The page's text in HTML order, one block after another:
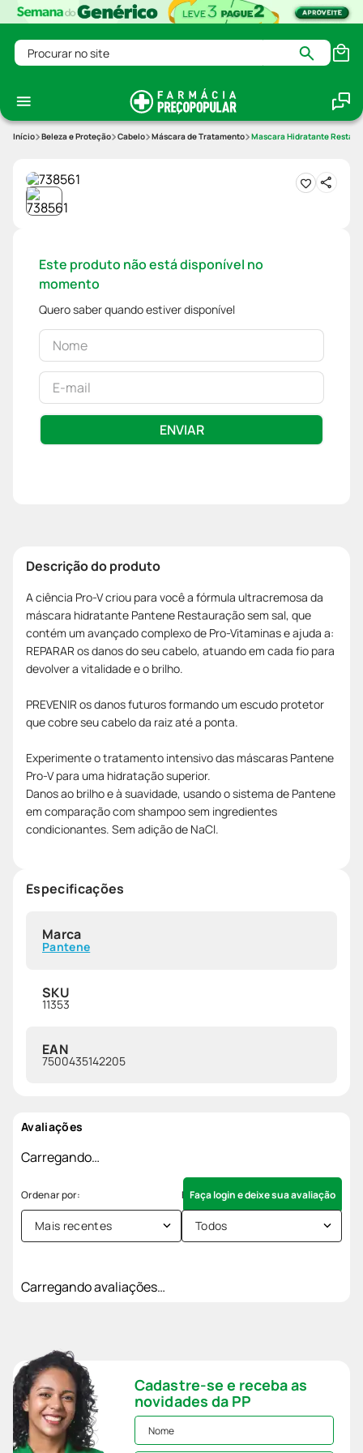
Procurar no site
Beleza e Proteção Cabelo Máscara de Tratamento Mascara Hidratante
Este produto não está disponível no
momento
Quero saber quando estiver disponível
ENVIAR
Descrição do produto
A ciência Pro-V criou para você a fórmula ultracremosa da
máscara hidratante Pantene Restauração sem sal, que
contém um avançado complexo de Pro-Vitaminas e ajuda a:
REPARAR os danos do seu cabelo, atuando em cada fio para
devolver a vitalidade e o brilho.
PREVENIR os danos futuros formando um escudo protetor
que cobre seu cabelo da raiz até a ponta.
Experimente o tratamento intensivo das máscaras Pantene
Pro-V para uma hidratação superior.
Danos ao brilho e à suavidade, usando o sistema de Pantene
em comparação com shampoo sem ingredientes
condicionantes. Sem adição de NaCl.
Especificações
Marca
Pantene
SKU
11353
EAN
7500435142205
Avaliações
Carregando…
Faça login e deixe sua avaliação
Mais recentes Todos
Carregando avaliações…
Cadastre-se e receba as
novidades da PP